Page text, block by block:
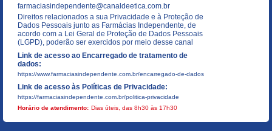
farmaciasindependente@canaldeetica.com.br
Direitos relacionados a sua Privacidade e à Proteção de
Dados Pessoais junto as Farmácias Independente, de
acordo com a Lei Geral de Proteção de Dados Pessoais
(LGPD), poderão ser exercidos por meio desse canal
Link de acesso ao Encarregado de tratamento de
dados:
https://www.farmaciasindependente.com.br/encarregado-de-dados
Link de acesso às Políticas de Privacidade:
https://farmaciasindependente.com.br/politica-privacidade
Horário de atendimento: Dias úteis, das 8h30 às 17h30